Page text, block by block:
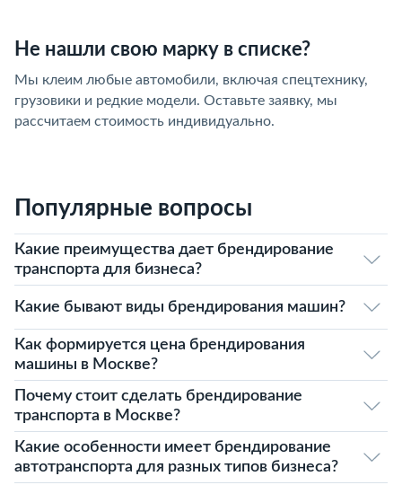
Не нашли свою марку в списке?
Мы клеим любые автомобили, включая спецтехнику,
грузовики и редкие модели. Оставьте заявку, мы
рассчитаем стоимость индивидуально.
Популярные вопросы
Какие преимущества дает брендирование
транспорта для бизнеса?
Какие бывают виды брендирования машин?
Как формируется цена брендирования
машины в Москве?
Почему стоит сделать брендирование
транспорта в Москве?
Какие особенности имеет брендирование
автотранспорта для разных типов бизнеса?